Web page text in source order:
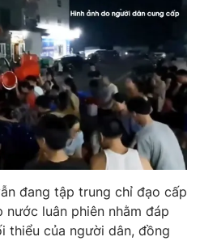
đang tập trung chỉ đạo cấp
luân phiên nhằm đáp
thiểu của người dân, đồng